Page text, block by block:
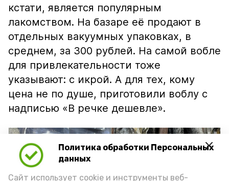
Политика обработки Персональных
данных
Сайт использует cookie и инструменты веб-
кстати, является популярным
лакомством. На базаре её продают в
отдельных вакуумных упаковках, в
среднем, за 300 рублей. На самой вобле
для привлекательности тоже
указывают: с икрой. А для тех, кому
цена не по душе, приготовили воблу с
надписью «В речке дешевле».